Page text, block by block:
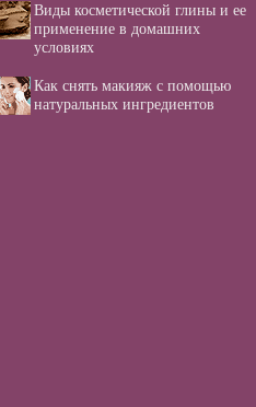
Виды косметической глины и ее
применение в домашних
условиях
Как снять макияж с помощью
натуральных ингредиентов